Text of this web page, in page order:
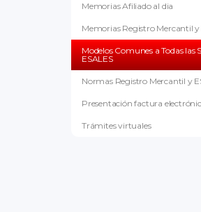
Memorias Afiliado al dia
Memorias Registro Mercantil y
Modelos Comunes a Todas las
ESALES
Normas Registro Mercantil y
Presentación factura
Trámites virtuales